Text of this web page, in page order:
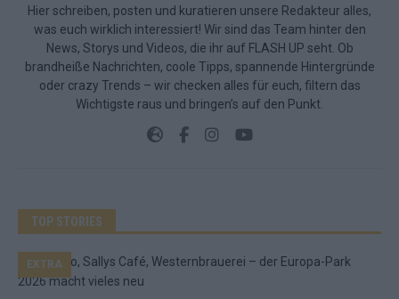
Hier schreiben, posten und kuratieren unsere Redakteur alles,
was euch wirklich interessiert! Wir sind das Team hinter den
News, Storys und Videos, die ihr auf FLASH UP seht. Ob
brandheiße Nachrichten, coole Tipps, spannende Hintergründe
oder crazy Trends – wir checken alles für euch, filtern das
Wichtigste raus und bringen’s auf den Punkt.
TOP STORIES
EXTRA